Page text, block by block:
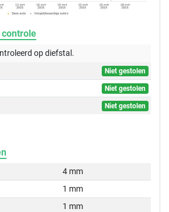
opdiefstal.
Niet gestolen
Niet gestolen
Niet gestolen
4 mm
1 mm
1 mm